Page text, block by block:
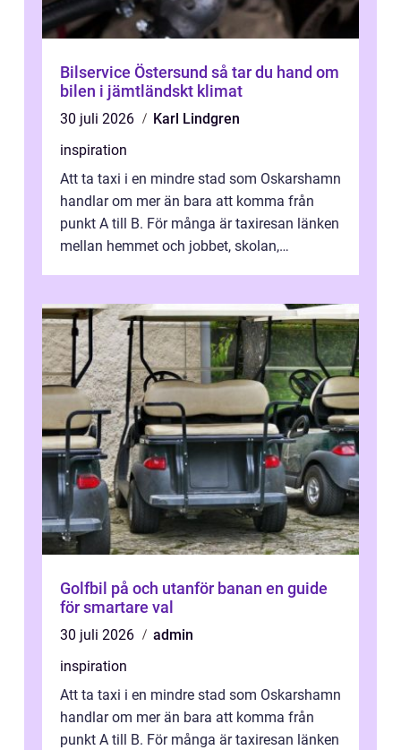
Bilservice Östersund så tar du hand om
bilen i jämtländskt klimat
30 juli 2026
Karl Lindgren
inspiration
Att ta taxi i en mindre stad som Oskarshamn
handlar om mer än bara att komma från
punkt A till B. För många är taxiresan länken
mellan hemmet och jobbet, skolan,
Golfbil på och utanför banan en guide
för smartare val
30 juli 2026
admin
inspiration
Att ta taxi i en mindre stad som Oskarshamn
handlar om mer än bara att komma från
punkt A till B. För många är taxiresan länken